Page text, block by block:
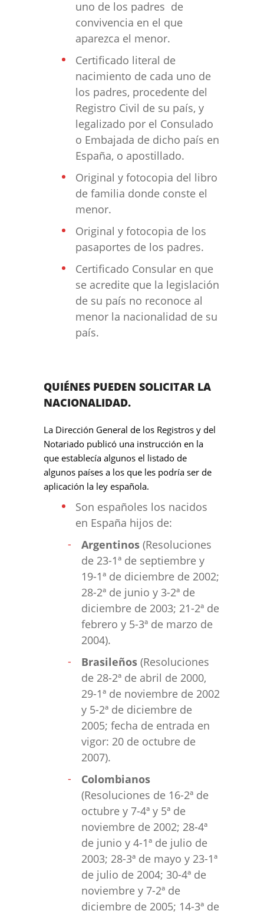
uno de los padres de
convivencia en el que
aparezca el menor.
Certificado literal de
nacimiento de cada uno de
los padres, procedente del
Registro Civil de su país, y
legalizado por el Consulado
o Embajada de dicho país en
España, o apostillado.
Original y fotocopia del libro
de familia donde conste el
menor.
Original y fotocopia de los
pasaportes de los padres.
Certificado Consular en que
se acredite que la legislación
de su país no reconoce al
menor la nacionalidad de su
país.
QUIÉNES PUEDEN SOLICITAR LA
NACIONALIDAD.
La Dirección General de los Registros y del
Notariado publicó una instrucción en la
que establecía algunos el listado de
algunos países a los que les podría ser de
aplicación la ley española.
Son españoles los nacidos
en España hijos de:
Argentinos (Resoluciones
de 23-1ª de septiembre y
19-1ª de diciembre de 2002;
28-2ª de junio y 3-2ª de
diciembre de 2003; 21-2ª de
febrero y 5-3ª de marzo de
2004).
Brasileños (Resoluciones
de 28-2ª de abril de 2000,
29-1ª de noviembre de 2002
y 5-2ª de diciembre de
2005; fecha de entrada en
vigor: 20 de octubre de
2007).
Colombianos
(Resoluciones de 16-2ª de
octubre y 7-4ª y 5ª de
noviembre de 2002; 28-4ª
de junio y 4-1ª de julio de
2003; 28-3ª de mayo y 23-1ª
de julio de 2004; 30-4ª de
noviembre y 7-2ª de
diciembre de 2005; 14-3ª de